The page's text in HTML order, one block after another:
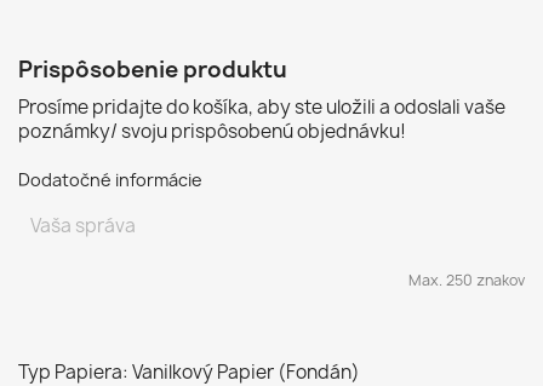
Prispôsobenie produktu
Prosíme pridajte do košíka, aby ste uložili a odoslali vaše
poznámky/ svoju prispôsobenú objednávku!
Dodatočné informácie
Max. 250 znakov
Typ Papiera: Vanilkový Papier (Fondán)